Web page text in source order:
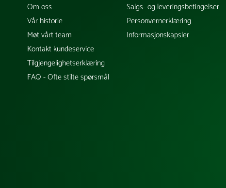
Om oss
Vår historie
Møt vårt team
Kontakt kundeservice
Tilgjengelighetserklæring
FAQ - Ofte stilte spørsmål
Salgs- og leveringsbetingelser
Personvernerklæring
Informasjonskapsler